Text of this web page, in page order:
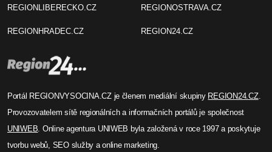
REGIONLIBERECKO.CZ
REGIONHRADEC.CZ
REGIONOSTRAVA.CZ
REGION24.CZ
Portál REGIONVYSOCINA.CZ je členem mediální skupiny REGION24.CZ.
Provozovatelem sítě regionálních a informačních portálů je společnost
UNIWEB . Online agentura UNIWEB byla založená v roce 1997 a poskytuje
tvorbu webů, SEO služby a online marketing.